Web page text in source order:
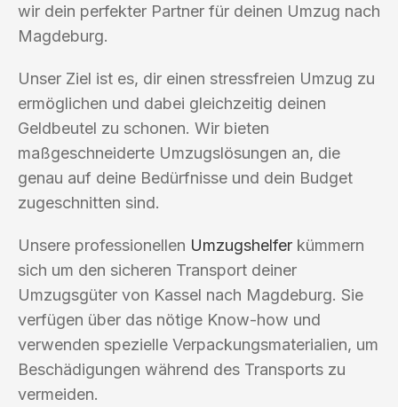
wir dein perfekter Partner für deinen Umzug nach
Magdeburg.
Unser Ziel ist es, dir einen stressfreien Umzug zu
ermöglichen und dabei gleichzeitig deinen
Geldbeutel zu schonen. Wir bieten
maßgeschneiderte Umzugslösungen an, die
genau auf deine Bedürfnisse und dein Budget
zugeschnitten sind.
Unsere professionellen Umzugshelfer kümmern
sich um den sicheren Transport deiner
Umzugsgüter von Kassel nach Magdeburg. Sie
verfügen über das nötige Know-how und
verwenden spezielle Verpackungsmaterialien, um
Beschädigungen während des Transports zu
vermeiden.